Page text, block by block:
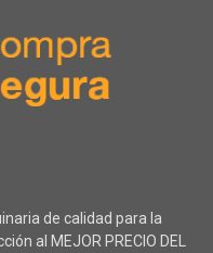
de calidad para la
al MEJOR PRECIO DEL